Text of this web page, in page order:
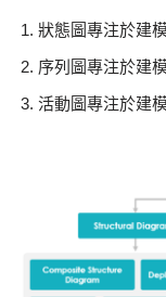
狀態圖專注於建
序列圖專注於建
活動圖專注於建